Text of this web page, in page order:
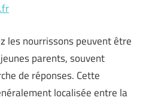
les nourrissons peuvent être
parents, souvent
de réponses. Cette
localisée entre la